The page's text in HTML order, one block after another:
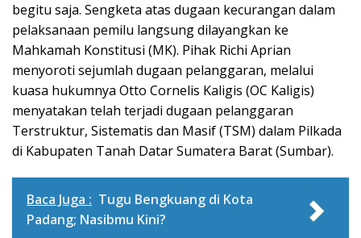
begitu saja. Sengketa atas dugaan kecurangan dalam
pelaksanaan pemilu langsung dilayangkan ke
Mahkamah Konstitusi (MK). Pihak Richi Aprian
menyoroti sejumlah dugaan pelanggaran, melalui
kuasa hukumnya Otto Cornelis Kaligis (OC Kaligis)
menyatakan telah terjadi dugaan pelanggaran
Terstruktur, Sistematis dan Masif (TSM) dalam Pilkada
di Kabupaten Tanah Datar Sumatera Barat (Sumbar).
Baca Juga : Tugu Bengkuang di Kota
Padang; Nasibmu Kini?